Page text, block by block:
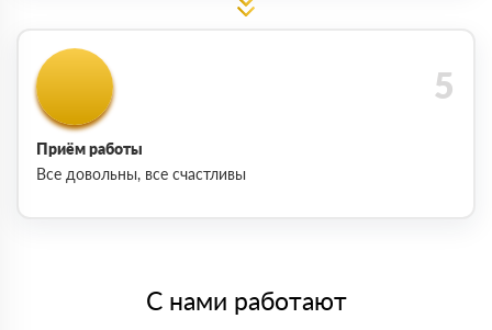
Приём работы
Все довольны, все счастливы
С нами работают